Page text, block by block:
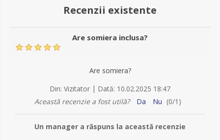
Recenzii existente
Are somiera inclusa?
Are somiera?
Din: Vizitator | Dată: 10.02.2025 18:47
Această recenzie a fost utilă?
Da Nu (0/1 )
Un manager a răspuns la această recenzie